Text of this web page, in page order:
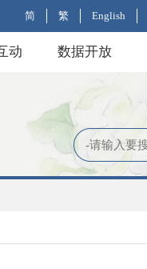
简 繁 English
动 数据开放